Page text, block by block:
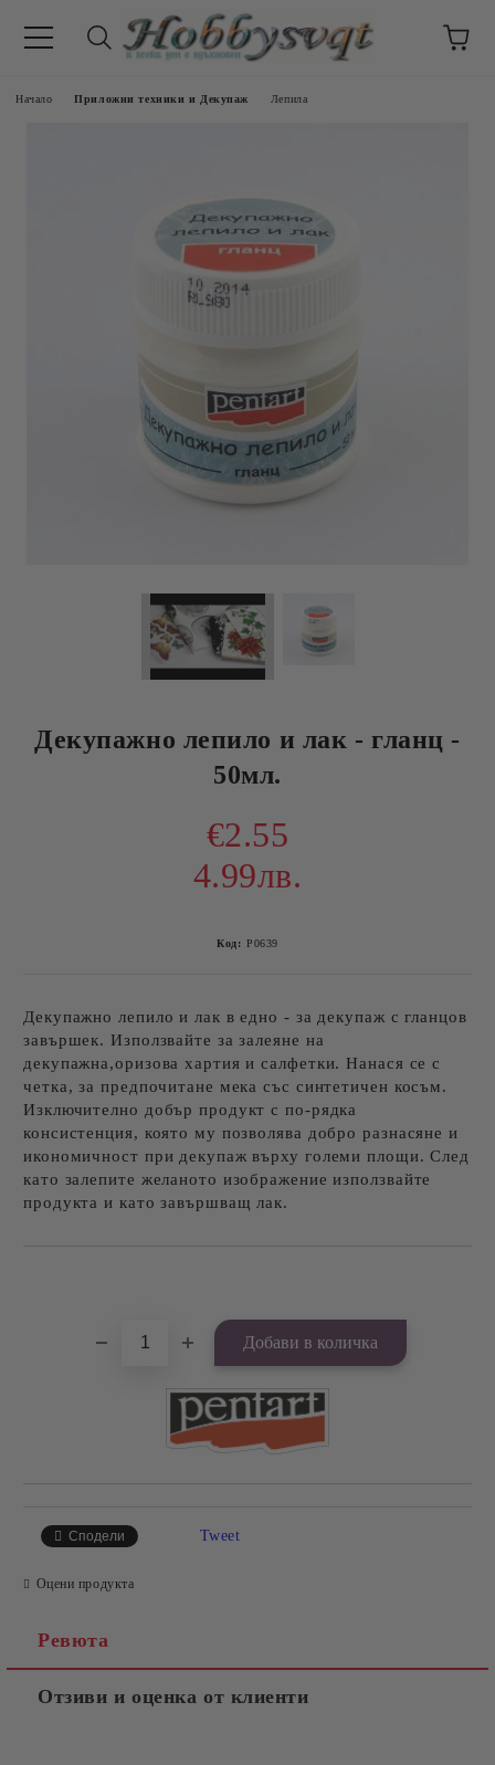
Начало Приложни техники и Декупаж Лепила
Декупажно лепило и лак - гланц -
50мл.
€2.55
4.99лв.
Код: P0639
Декупажно лепило и лак в едно - за декупаж с гланцов
завършек. Използвайте за залеяне на
декупажна,оризова хартия и салфетки. Нанася се с
четка, за предпочитане мека със синтетичен косъм.
Изключително добър продукт с по-рядка
консистенция, която му позволява добро разнасяне и
икономичност при декупаж върху големи площи. След
като залепите желаното изображение използвайте
продукта и като завършващ лак.
Сподели Tweet
Оцени продукта
Ревюта
Отзиви и оценка от клиенти